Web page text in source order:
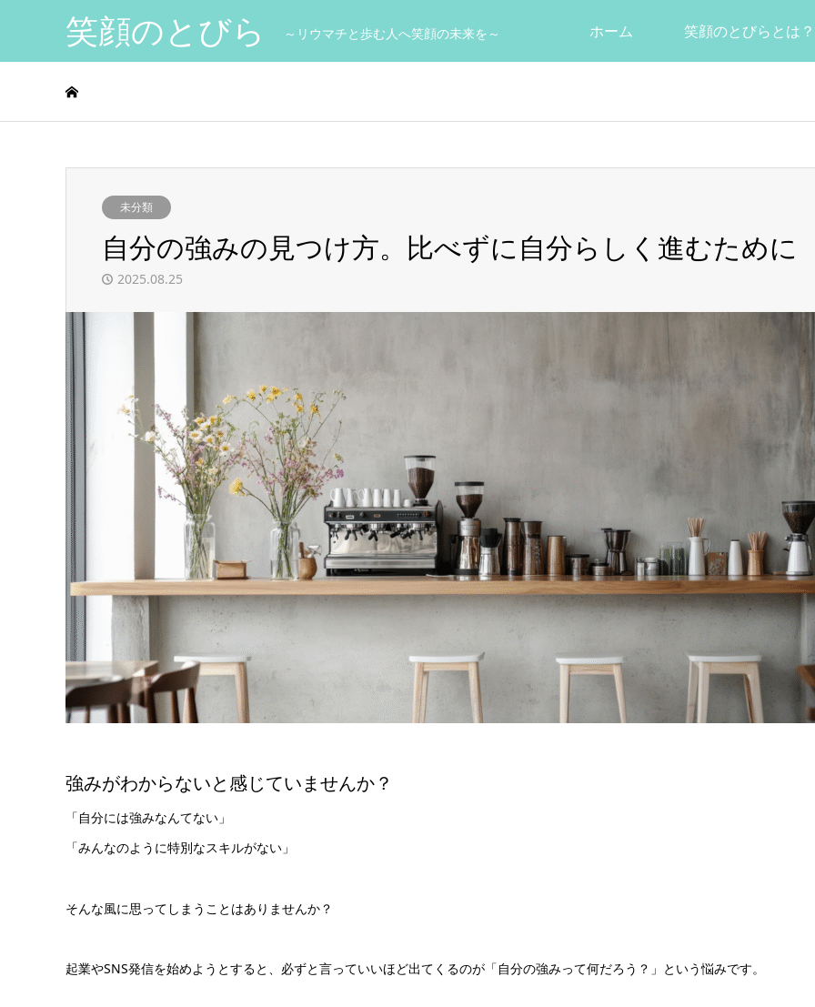
笑顔のとびら ～リウマチと歩む人へ笑顔の未来を～ ホーム 笑顔のとびらとは？
未分類
自分の強みの見つけ方。比べずに自分らしく進むために
2025.08.25
強みがわからないと感じていませんか？
「自分には強みなんてない」
「みんなのように特別なスキルがない」
そんな風に思ってしまうことはありませんか？
起業やSNS発信を始めようとすると、必ずと言っていいほど出てくるのが「自分の強みって何だろう？」という悩みです。